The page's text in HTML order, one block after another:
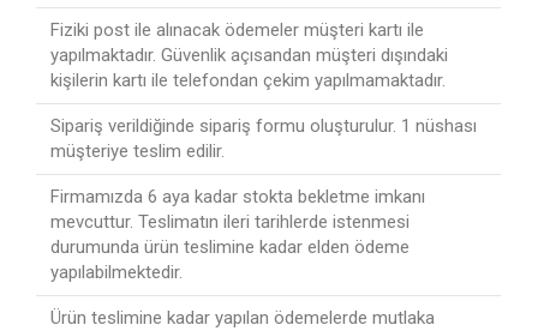
Fiziki post ile alınacak ödemeler müşteri kartı ile
yapılmaktadır. Güvenlik açısandan müşteri dışındaki
kişilerin kartı ile telefondan çekim yapılmamaktadır.
Sipariş verildiğinde sipariş formu oluşturulur. 1 nüshası
müşteriye teslim edilir.
Firmamızda 6 aya kadar stokta bekletme imkanı
mevcuttur. Teslimatın ileri tarihlerde istenmesi
durumunda ürün teslimine kadar elden ödeme
yapılabilmektedir.
Ürün teslimine kadar yapılan ödemelerde mutlaka